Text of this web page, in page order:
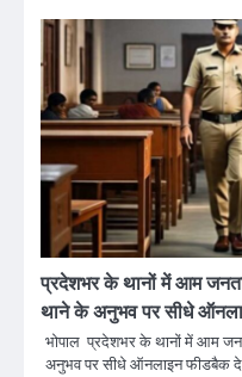
प्रदेशभर के थानों में आम
थाने के अनुभव पर सीधे
भोपाल प्रदेशभर के थानों में आम
अनुभव पर सीधे ऑनलाइन फीडबैक